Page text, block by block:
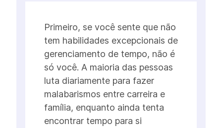
Primeiro, se você sente que não
tem habilidades excepcionais de
gerenciamento de tempo, não é
só você. A maioria das pessoas
luta diariamente para fazer
malabarismos entre carreira e
família, enquanto ainda tenta
encontrar tempo para si